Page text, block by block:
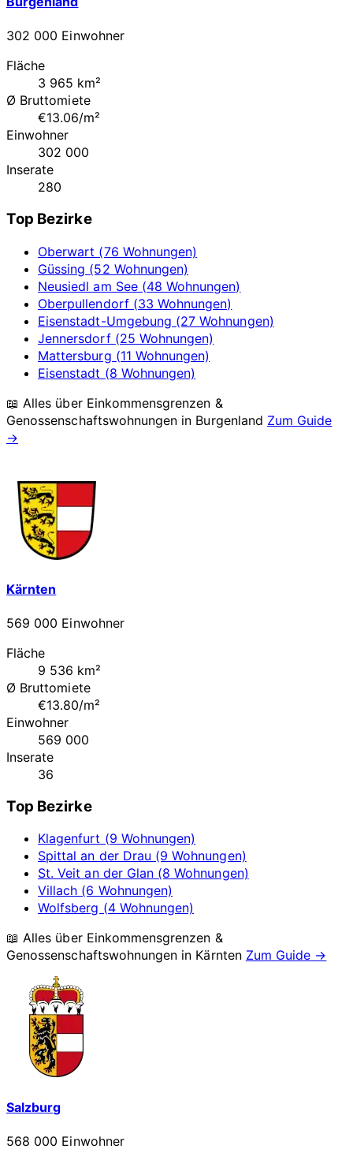
302 000 Einwohner
Fläche
3 965 km²
Ø Bruttomiete
€13.06/m²
Einwohner
302 000
Inserate
280
Top Bezirke
Oberwart (76 Wohnungen)
Güssing (52 Wohnungen)
Neusiedl am See (48 Wohnungen)
Oberpullendorf (33 Wohnungen)
Eisenstadt-Umgebung (27 Wohnungen)
Jennersdorf (25 Wohnungen)
Mattersburg (11 Wohnungen)
Eisenstadt (8 Wohnungen)
📖 Alles über Einkommensgrenzen &
Genossenschaftswohnungen in Burgenland Zum Guide
→
Kärnten
569 000 Einwohner
Fläche
9 536 km²
Ø Bruttomiete
€13.80/m²
Einwohner
569 000
Inserate
36
Top Bezirke
Klagenfurt (9 Wohnungen)
Spittal an der Drau (9 Wohnungen)
St. Veit an der Glan (8 Wohnungen)
Villach (6 Wohnungen)
Wolfsberg (4 Wohnungen)
📖 Alles über Einkommensgrenzen &
Genossenschaftswohnungen in Kärnten Zum Guide →
Salzburg
568 000 Einwohner